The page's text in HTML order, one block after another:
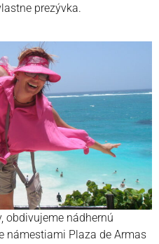
prezývka.
obdivujeme nádhernú
námestiami Plaza de Armas